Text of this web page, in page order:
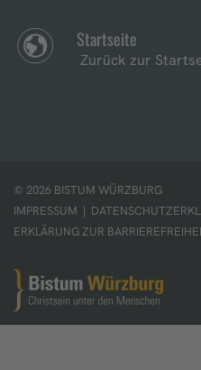
Startseite
Zurück zur
© 2026 BISTUM WÜRZBURG
IMPRESSUM |
ERKLÄRUNG ZUR